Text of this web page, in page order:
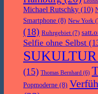
Michael Rutschky (10)
Smartphone (8) New York
(18) Ruhrgebiet (7)
Selfie ohne Selbst
SUKULTUR
(15) Thomas Bernhard (6)
Popmoderne (8)